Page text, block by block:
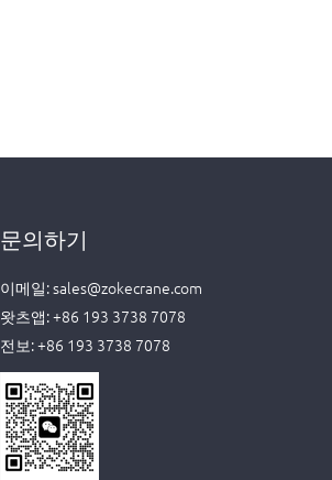
문의하기
이메일:sales@zokecrane.com
왓츠앱:+86 193 3738 7078
전보:+86 193 3738 7078